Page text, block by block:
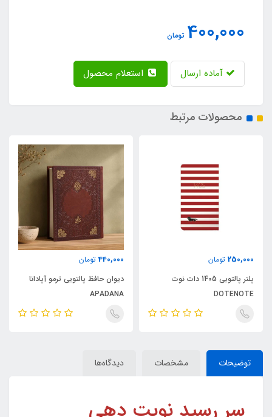
400,000 تومان
آماده ارسال
محصولات مرتبط
250,000 تومان
پلنر پالتویی 1405 دات نوت
DOTENOTE
440,000 تومان
دیوان حافظ پالتویی ترمو آپادانا
APADANA
توضیحات مشخصات دیدگاه‌ها
سر رسید نوبت دهی